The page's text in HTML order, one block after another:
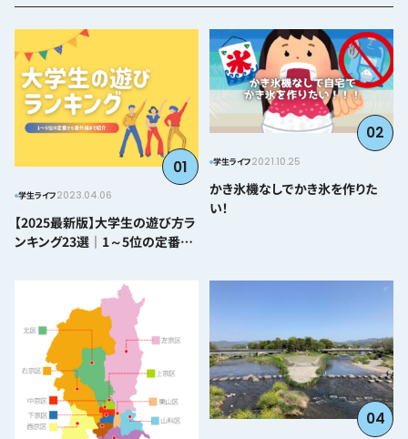
01
学生ライフ2023.04.06
【2025最新版】大学生の遊び方ラ
ンキング23選｜1～5位の定番か
02
学生ライフ2021.10.25
かき氷機なしでかき氷を作りた
い！
04